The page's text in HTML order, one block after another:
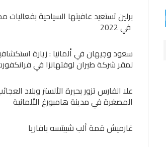
برلين تستعيد عافيتها السياحية بفعاليات
سعود وجيهان في ألمانيا : زيارة
لمقر شركة طيران لوفتهانزا في
علا الفارس تزور بحيرة الألستر وبلاد
المصغرة في مدينة هامبورغ الألمانية
غارميش قمة ألب شبيتسه بافاريا